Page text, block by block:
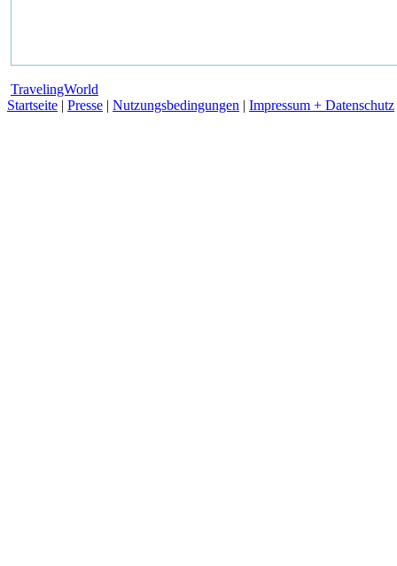
TravelingWorld
Startseite | Presse | Nutzungsbedingungen | Impressum + Datenschutz